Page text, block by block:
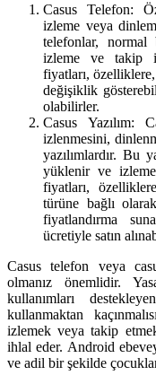
Casus Telefon:
izleme veya
telefonlar,
izleme ve takip
fiyatları,
değişiklik
olabilirler.
Casus Yazılım:
izlenmesini,
yazılımlardır. Bu
yüklenir ve
fiyatları,
türüne bağlı
fiyatlandırma
ücretiyle satın
Casus telefon veya
olmanız önemlidir.
kullanımları
kullanmaktan
izlemek veya takip
ihlal eder. Android
ve adil bir şekilde